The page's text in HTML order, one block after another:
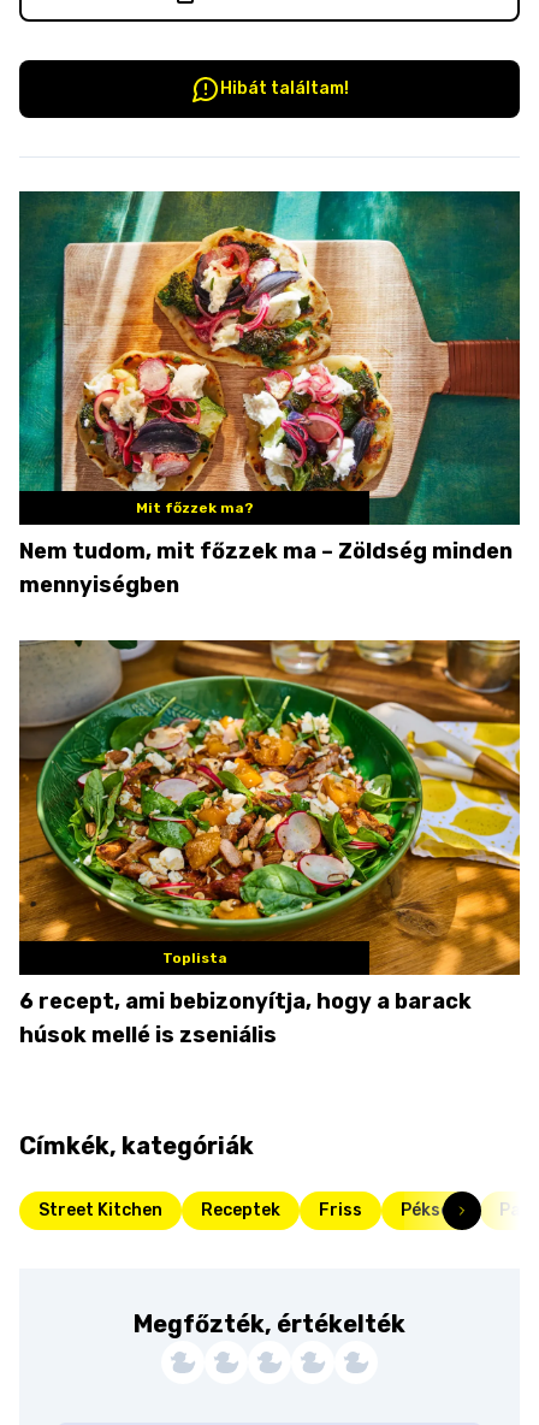
Hibát találtam!
Mit főzzek ma?
Nem tudom, mit főzzek ma – Zöldség minden
mennyiségben
Toplista
6 recept, ami bebizonyítja, hogy a barack
húsok mellé is zseniális
Címkék, kategóriák
Street Kitchen Receptek Friss Pékség
Megfőzték, értékelték